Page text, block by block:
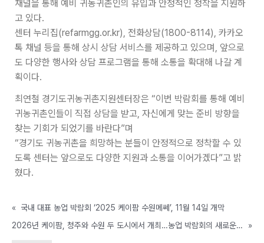
채널을 통해 예비 귀농귀촌인의 유입과 안정적인 정착을 지원하
고 있다.
센터 누리집(refarmgg.or.kr), 전화상담(1800-8114), 카카오
톡 채널 등을 통해 상시 상담 서비스를 제공하고 있으며, 앞으로
도 다양한 행사와 상담 프로그램을 통해 소통을 확대해 나갈 계
획이다.
최연철 경기도귀농귀촌지원센터장은 “이번 박람회를 통해 예비
귀농귀촌인들이 직접 상담을 받고, 자신에게 맞는 준비 방향을
찾는 기회가 되었기를 바란다”며
“경기도 귀농귀촌을 희망하는 분들이 안정적으로 정착할 수 있
도록 센터는 앞으로도 다양한 지원과 소통을 이어가겠다”고 밝
혔다.
«
국내 대표 농업 박람회 ‘2025 케이팜 수원메쎄’, 11월 14일 개막
2026년 케이팜, 청주와 수원 두 도시에서 개최…농업 박람회의 새로운 도약
»